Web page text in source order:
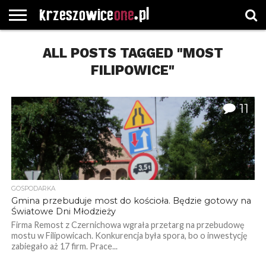
GŁÓWNA
WYBORY
SAMORZĄDOWE
WYBIERZ
KATEGORIE
ROZKŁADY
JAZDY
GREGORCZYK
WATCH
KONTAKT
ALL POSTS TAGGED "MOST
FILIPOWICE"
11
GOSPODARKA
Gmina przebuduje most do kościoła. Będzie gotowy na
Światowe Dni Młodzieży
Firma Remost z Czernichowa wgrała przetarg na przebudowę
mostu w Filipowicach. Konkurencja była spora, bo o inwestycję
zabiegało aż 17 firm. Prace...